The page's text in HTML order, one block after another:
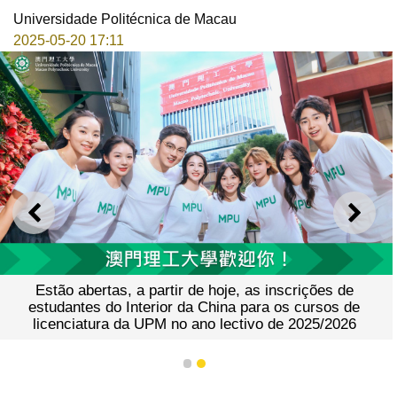
Universidade Politécnica de Macau
2025-05-20 17:11
ANTERIOR
Estão abertas, a partir de hoje, as inscrições de
estudantes do Interior da China para os cursos de
licenciatura da UPM no ano lectivo de 2025/2026
1 2